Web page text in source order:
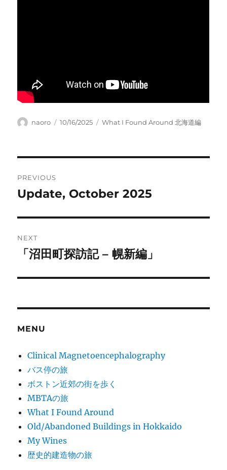
Author
naoro
Posted
10/16/2025 Categories
What I Found Around 北海道編
navigation
PREVIOUS
Previous
Update, October 2025
NEXT
Next
「沼田町探訪記 – 幌新編」
MENU
Clinical Magnetoencephalography
バス停の旅
ボストン近郊の街を歩く
MBTAの旅
What I Found Around
Old/Abandoned Buildings in Hokkaido
My Wines
歴史的建造物の旅